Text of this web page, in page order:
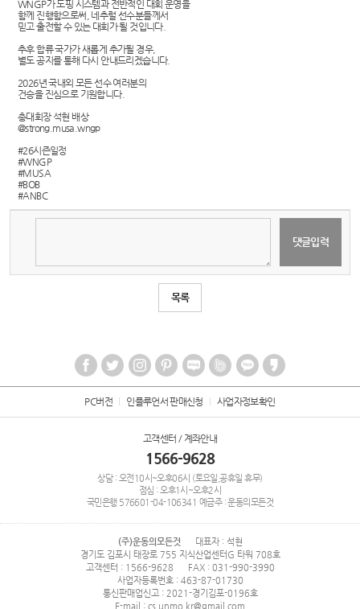
WNGP가 도핑 시스템과 전반적인 대회 운영을
함께 진행함으로써, 네추럴 선수분들께서
믿고 출전할 수 있는 대회가 될 것입니다.
추후 합류 국가가 새롭게 추가될 경우,
별도 공지를 통해 다시 안내드리겠습니다.
2026년 국내외 모든 선수 여러분의
건승을 진심으로 기원합니다.
총대회장 석현 배상
@strong.musa.wngp
#26시즌일정
#WNGP
#MUSA
#BOB
#ANBC​
목록
PC버전 인플루언서 판매신청 사업자정보확인
고객센터 / 계좌안내
1566-9628
상담 : 오전10시~오후06시 (토요일,공휴일 휴무)
점심 : 오후1시~오후2시
국민은행 576601-04-106341 예금주 : 운동의모든것
(주)운동의모든것
대표자 : 석현
경기도 김포시 태장로 755 지식산업센터G 타워 708호
고객센터 : 1566-9628
FAX : 031-990-3990
사업자등록번호 : 463-87-01730
통신판매업신고 : 2021-경기김포-0196호
E-mail : cs.unmo.kr@gmail.com